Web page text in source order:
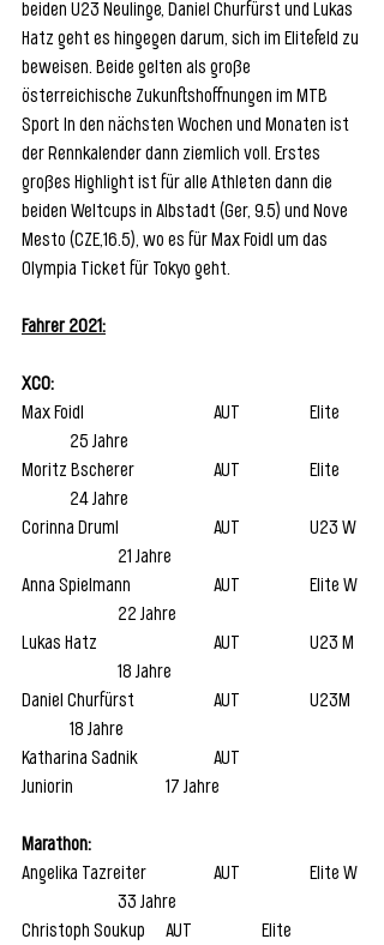
beiden U23 Neulinge, Daniel Churfürst und Lukas
Hatz geht es hingegen darum, sich im Elitefeld zu
beweisen. Beide gelten als große
österreichische Zukunftshoffnungen im MTB
Sport. In den nächsten Wochen und Monaten ist
der Rennkalender dann ziemlich voll. Erstes
großes Highlight ist für alle Athleten dann die
beiden Weltcups in Albstadt (Ger, 9.5) und Nove
Mesto (CZE,16.5), wo es für Max Foidl um das
Olympia Ticket für Tokyo geht.
Fahrer 2021:
XCO:
Max Foidl 			AUT 		Elite
	25 Jahre
Moritz Bscherer 		AUT 		Elite
	24 Jahre
Corinna Druml 		AUT 		U23 W
		21 Jahre
Anna Spielmann 		AUT 		Elite W
		22 Jahre
Lukas Hatz 			AUT 		U23 M
		18 Jahre
Daniel Churfürst 		AUT 		U23M
	18 Jahre
Katharina Sadnik 		AUT
Juniorin 		17 Jahre
Marathon:
Angelika Tazreiter 		AUT 		Elite W
		33 Jahre
Christoph Soukup 	AUT 		Elite